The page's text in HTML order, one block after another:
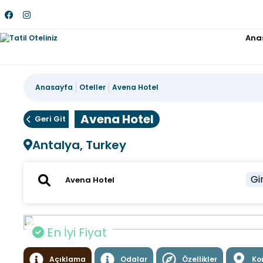
Anasayfa Oteller Avena Hotel
Geri Git
Avena Hotel
Antalya, Turkey
En İyi Fiyat
Açıklama Odalar Özellikler